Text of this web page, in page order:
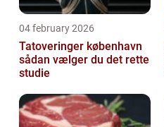
04 february 2026
Tatoveringer københavn
sådan vælger du det rette
studie